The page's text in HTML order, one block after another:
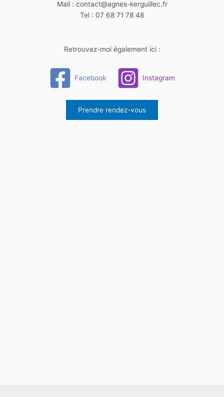
Mail : contact@agnes-kerguillec.fr
Tel : 07 68 71 78 48
Retrouvez-moi également ici :
Facebook Instagram
Prendre rendez-vous